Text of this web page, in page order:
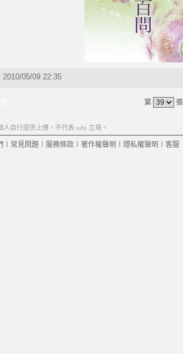
2010/05/09 22:35
第
自行提供上傳，不代表 udn 立場。
常見問題 服務條款 著作權聲明 隱私權聲明 客服